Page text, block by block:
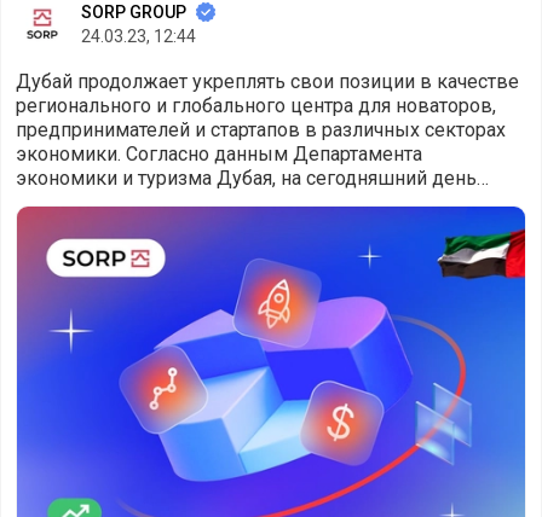
SORP GROUP
24.03.23, 12:44
Дубай продолжает укреплять свои позиции в качестве
регионального и глобального центра для новаторов,
предпринимателей и стартапов в различных секторах
экономики. Согласно данным Департамента
экономики и туризма Дубая, на сегодняшний день
стартапы составляют примерно 50% от общего
Бизнес-акселератор “Дубай” - $2 млрд привлекли